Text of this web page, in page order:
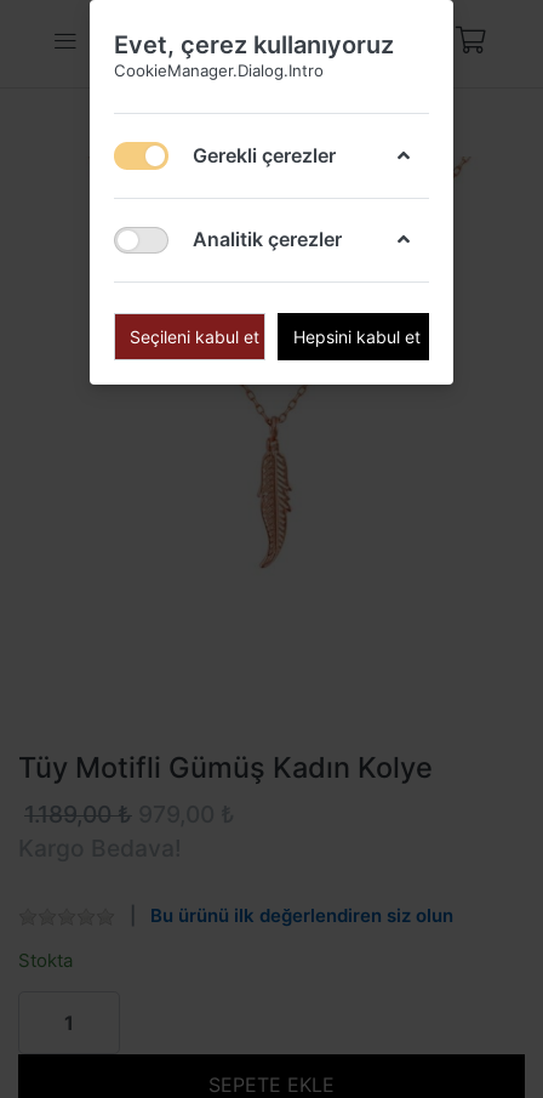
Tüy Motifli Gümüş Kadın Kolye
1.189,00 ₺
Bu ürünü ilk değerlendiren siz olun
Stokta
SEPETE EKLE
Evet, çerez kullanıyoruz
CookieManager.Dialog.Intro
Gerekli çerezler
Analitik çerezler
Seçileni kabul et Hepsini kabul et